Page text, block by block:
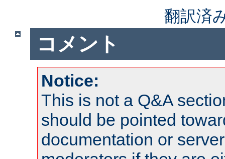
翻訳済
コメント
Notice:
This is not a Q&A
should be pointed
documentation or